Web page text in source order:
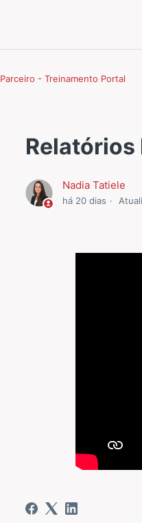
Parceiro - Treinamento Portal
Nadia Tatiele
há 20 dias